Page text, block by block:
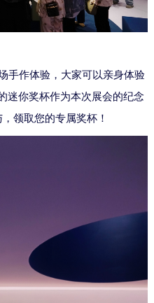
手作体验， 大家可以亲身体验
迷你奖杯作为本次展会的纪念
领取您的专属奖杯！